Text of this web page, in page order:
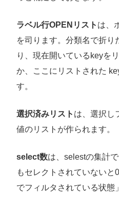
ラベル行OPENリスト は、
を司ります。分類名で折り
り、現在開いているkeyを
か、ここにリストされた
す。
選択済みリスト は、選択し
値のリストが作られます。
select数は、selestの集計
もセレクトされていない
でフィルタされている状態